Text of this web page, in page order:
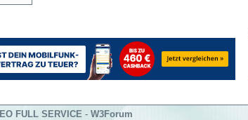
FULL SERVICE - W3Forum